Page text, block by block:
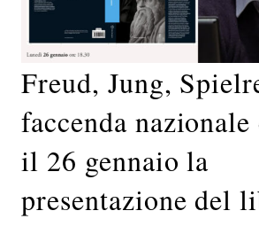
Freud, Jung,
faccenda nazionale
il 26 gennaio la
presentazione del